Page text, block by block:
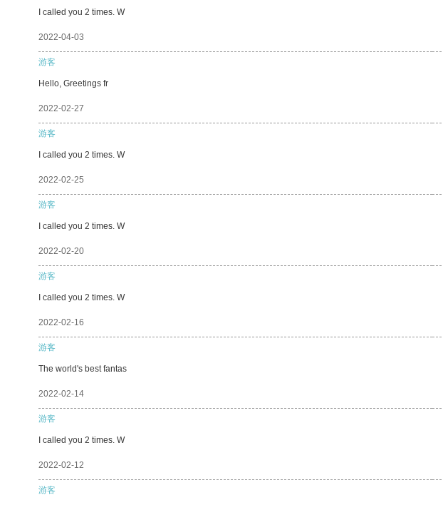
I called you 2 times. W
2022-04-03
游客
Hello, Greetings fr
2022-02-27
游客
I called you 2 times. W
2022-02-25
游客
I called you 2 times. W
2022-02-20
游客
I called you 2 times. W
2022-02-16
游客
The world's best fantas
2022-02-14
游客
I called you 2 times. W
2022-02-12
游客